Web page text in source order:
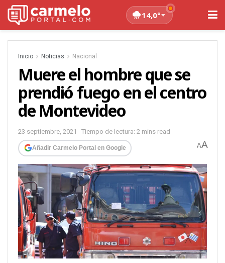
14,0°
Inicio Noticias Nacional
Muere el hombre que se
prendió fuego en el centro
de Montevideo
23 septiembre, 2021 Tiempo de lectura: 2 mins read
Añadir Carmelo Portal en Google AA